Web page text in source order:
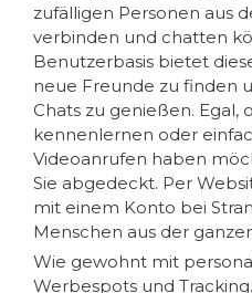
zufälligen Personen aus
verbinden und chatten
Benutzerbasis bietet
neue Freunde zu finden
Chats zu genießen. Egal,
kennenlernen oder
Videoanrufen haben
Sie abgedeckt. Per
mit einem Konto bei
Menschen aus der
Wie gewohnt mit
Werbespots und